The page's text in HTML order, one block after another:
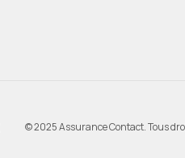
© 2025 Assurance Contact. Tous